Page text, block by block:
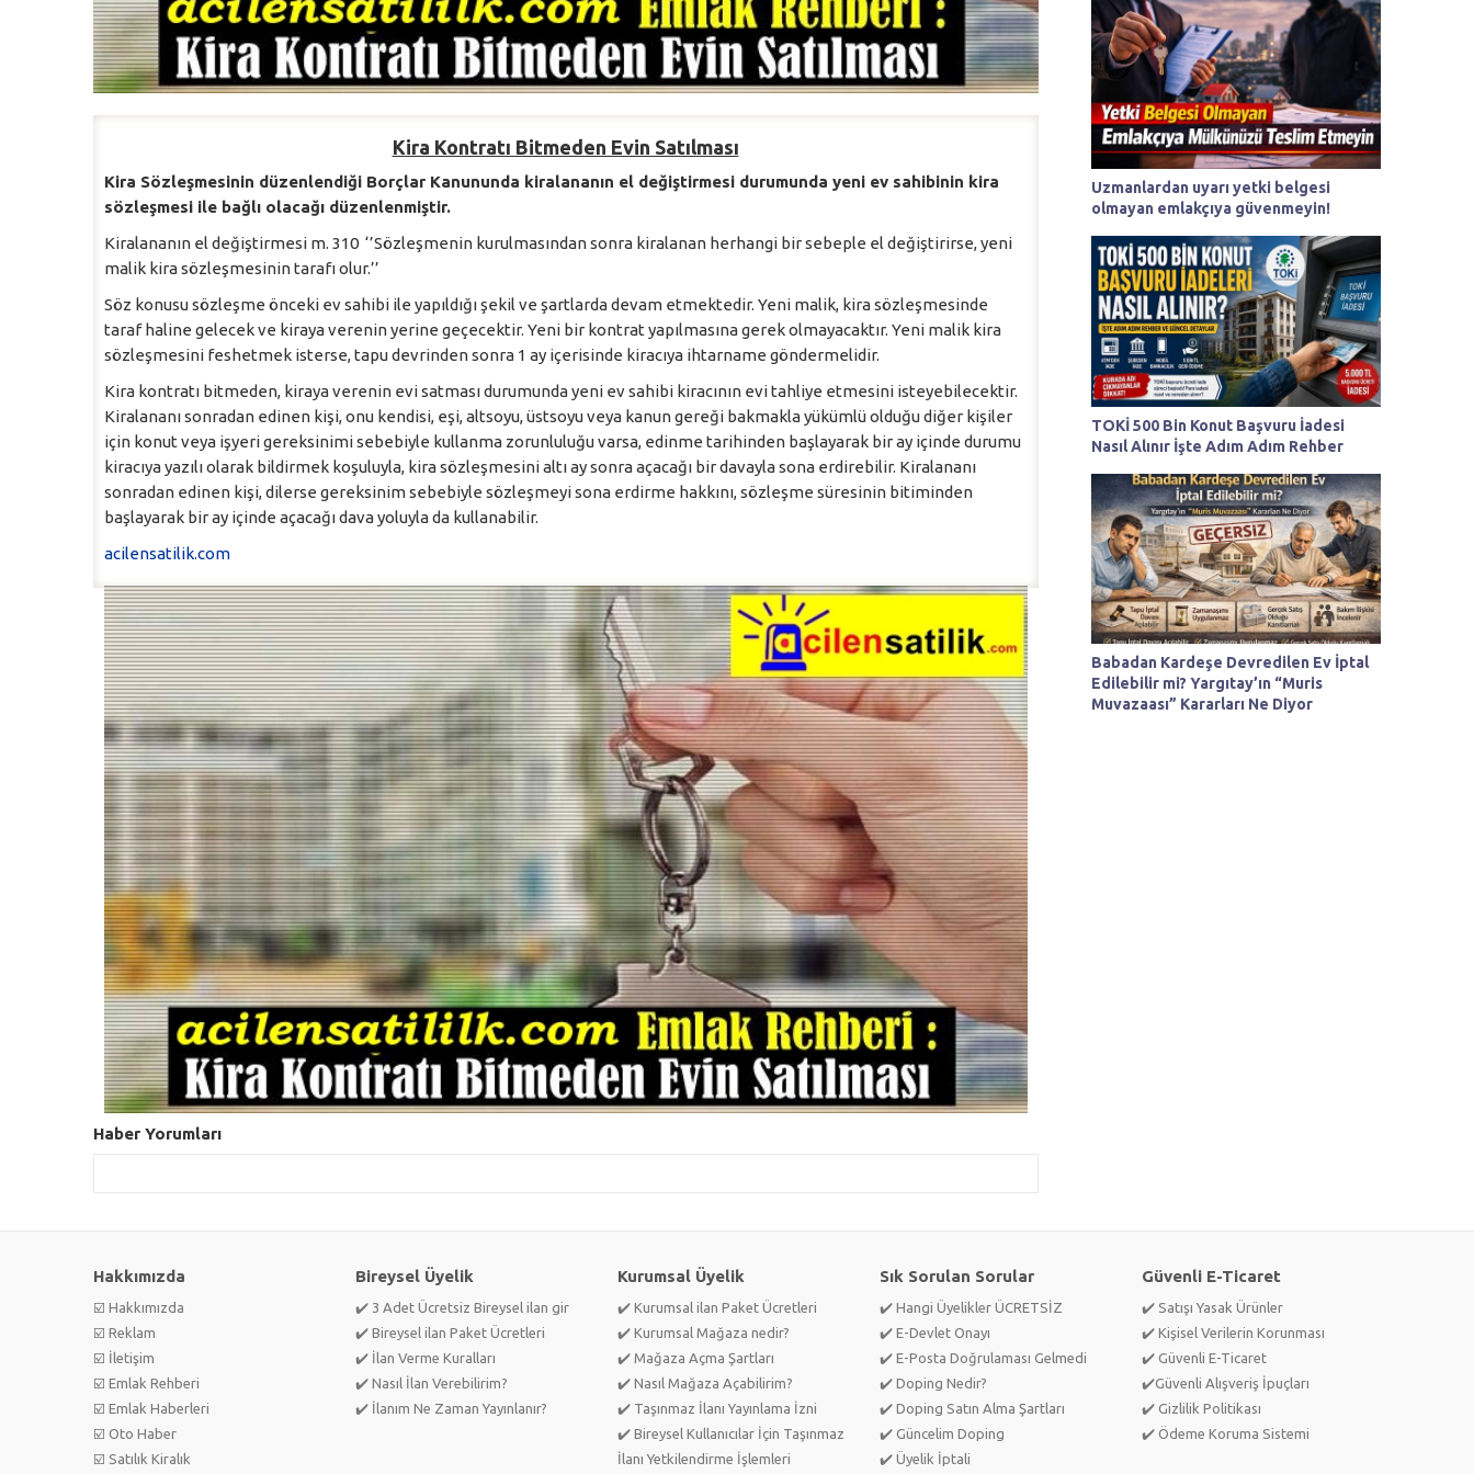
Kira Kontratı Bitmeden Evin Satılması
Kira Sözleşmesinin düzenlendiği Borçlar Kanununda kiralananın el değiştirmesi durumunda yeni ev sahibinin kira
sözleşmesi ile bağlı olacağı düzenlenmiştir.
Kiralananın el değiştirmesi m. 310 ‘’Sözleşmenin kurulmasından sonra kiralanan herhangi bir sebeple el değiştirirse, yeni
malik kira sözleşmesinin tarafı olur.’’
Söz konusu sözleşme önceki ev sahibi ile yapıldığı şekil ve şartlarda devam etmektedir. Yeni malik, kira sözleşmesinde
taraf haline gelecek ve kiraya verenin yerine geçecektir. Yeni bir kontrat yapılmasına gerek olmayacaktır. Yeni malik kira
sözleşmesini feshetmek isterse, tapu devrinden sonra 1 ay içerisinde kiracıya ihtarname göndermelidir.
Kira kontratı bitmeden, kiraya verenin evi satması durumunda yeni ev sahibi kiracının evi tahliye etmesini isteyebilecektir.
Kiralananı sonradan edinen kişi, onu kendisi, eşi, altsoyu, üstsoyu veya kanun gereği bakmakla yükümlü olduğu diğer kişiler
için konut veya işyeri gereksinimi sebebiyle kullanma zorunluluğu varsa, edinme tarihinden başlayarak bir ay içinde durumu
kiracıya yazılı olarak bildirmek koşuluyla, kira sözleşmesini altı ay sonra açacağı bir davayla sona erdirebilir. Kiralananı
sonradan edinen kişi, dilerse gereksinim sebebiyle sözleşmeyi sona erdirme hakkını, sözleşme süresinin bitiminden
başlayarak bir ay içinde açacağı dava yoluyla da kullanabilir.
acilensatilik.com
Haber Yorumları
Uzmanlardan uyarı yetki belgesi
olmayan emlakçıya güvenmeyin!
TOKİ 500 Bin Konut Başvuru İadesi
Nasıl Alınır İşte Adım Adım Rehber
Babadan Kardeşe Devredilen Ev İptal
Edilebilir mi? Yargıtay’ın “Muris
Muvazaası” Kararları Ne Diyor
Hakkımızda
☑️ Hakkımızda
☑️ Reklam
☑️ İletişim
☑️ Emlak Rehberi
☑️ Emlak Haberleri
☑️ Oto Haber
☑️ Satılık Kiralık
Bireysel Üyelik
✔️ 3 Adet Ücretsiz Bireysel ilan gir
✔️ Bireysel ilan Paket Ücretleri
✔️ İlan Verme Kuralları
✔️ Nasıl İlan Verebilirim?
✔️ İlanım Ne Zaman Yayınlanır?
Kurumsal Üyelik
✔️ Kurumsal ilan Paket Ücretleri
✔️ Kurumsal Mağaza nedir?
✔️ Mağaza Açma Şartları
✔️ Nasıl Mağaza Açabilirim?
✔️ Taşınmaz İlanı Yayınlama İzni
✔️ Bireysel Kullanıcılar İçin Taşınmaz
İlanı Yetkilendirme İşlemleri
Sık Sorulan Sorular
✔️ Hangi Üyelikler ÜCRETSİZ
✔️ E-Devlet Onayı
✔️ E-Posta Doğrulaması Gelmedi
✔️ Doping Nedir?
✔️ Doping Satın Alma Şartları
✔️ Güncelim Doping
✔️ Üyelik İptali
Güvenli E-Ticaret
✔️ Satışı Yasak Ürünler
✔️ Kişisel Verilerin Korunması
✔️ Güvenli E-Ticaret
✔️Güvenli Alışveriş İpuçları
✔️ Gizlilik Politikası
✔️ Ödeme Koruma Sistemi